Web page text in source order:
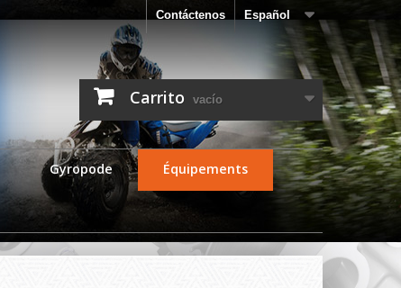
Español
Contáctenos
Carrito vacío
Gyropode Équipements